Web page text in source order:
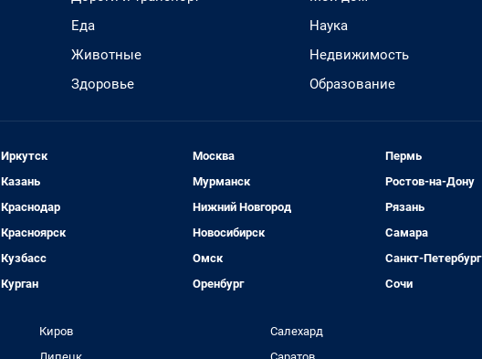
Еда
Животные
Здоровье
Наука
Недвижимость
Образование
Иркутск
Казань
Краснодар
Красноярск
Кузбасс
Курган
Москва
Мурманск
Нижний Новгород
Новосибирск
Омск
Оренбург
Пермь
Ростов-на-Дону
Рязань
Самара
Санкт-Петербург
Сочи
Киров
Салехард